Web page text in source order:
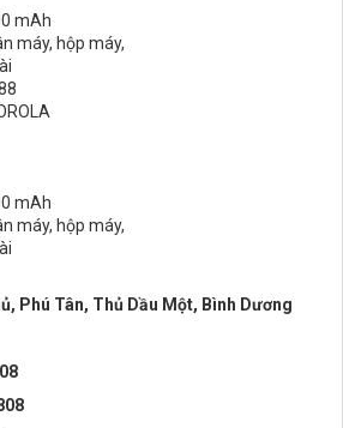
mAh
máy, hộp máy,
mAh
máy, hộp máy,
Phú Tân, Thủ Dầu Một, Bình Dương